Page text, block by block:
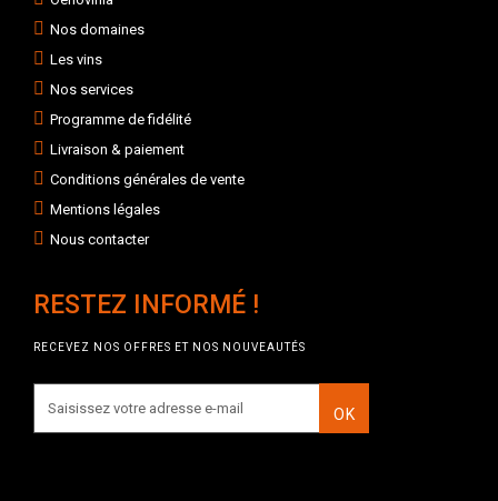
Nos domaines
Les vins
Nos services
Programme de fidélité
Livraison & paiement
Conditions générales de vente
Mentions légales
Nous contacter
RESTEZ INFORMÉ !
RECEVEZ NOS OFFRES ET NOS NOUVEAUTÉS
OK